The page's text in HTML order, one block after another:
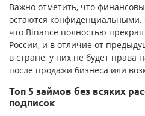
Важно отметить, что
остаются конфиденциальными.
что Binance полностью
России, и в отличие от
в стране, у них не будет права
после продажи бизнеса или
Топ 5 займов без всяких
подписок